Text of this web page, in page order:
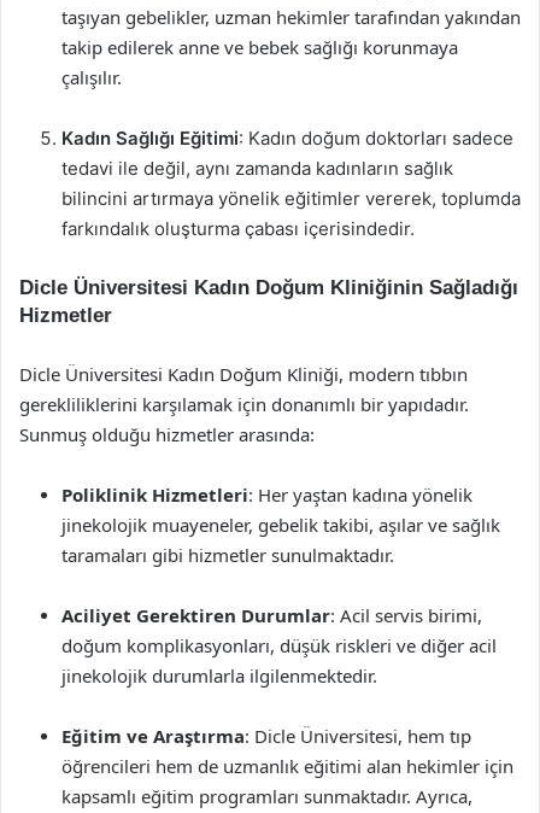
taşıyan gebelikler, uzman hekimler tarafından yakından
takip edilerek anne ve bebek sağlığı korunmaya
çalışılır.
Kadın Sağlığı Eğitimi: Kadın doğum doktorları sadece
tedavi ile değil, aynı zamanda kadınların sağlık
bilincini artırmaya yönelik eğitimler vererek, toplumda
farkındalık oluşturma çabası içerisindedir.
Dicle Üniversitesi Kadın Doğum Kliniğinin Sağladığı
Hizmetler
Dicle Üniversitesi Kadın Doğum Kliniği, modern tıbbın
gerekliliklerini karşılamak için donanımlı bir yapıdadır.
Sunmuş olduğu hizmetler arasında:
Poliklinik Hizmetleri: Her yaştan kadına yönelik
jinekolojik muayeneler, gebelik takibi, aşılar ve sağlık
taramaları gibi hizmetler sunulmaktadır.
Aciliyet Gerektiren Durumlar: Acil servis birimi,
doğum komplikasyonları, düşük riskleri ve diğer acil
jinekolojik durumlarla ilgilenmektedir.
Eğitim ve Araştırma: Dicle Üniversitesi, hem tıp
öğrencileri hem de uzmanlık eğitimi alan hekimler için
kapsamlı eğitim programları sunmaktadır. Ayrıca,